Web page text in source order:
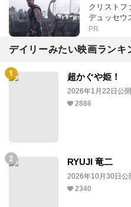
クリストフ
デュッセウ
PR
デイリーみたい映画ランキ
超かぐや姫！
2026年1月22日公開
2886
RYUJI 竜二
2026年10月30日公
2340